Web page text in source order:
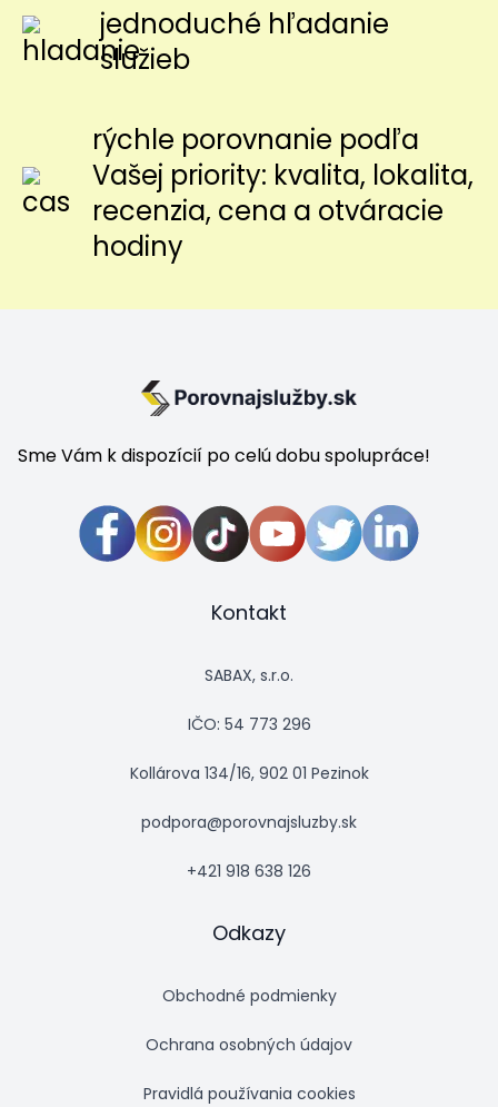
jednoduché hľadanie
služieb
rýchle porovnanie podľa
Vašej priority: kvalita, lokalita,
recenzia, cena a otváracie
hodiny
Sme Vám k dispozícií po celú dobu spolupráce!
Kontakt
SABAX, s.r.o.
IČO: 54 773 296
Kollárova 134/16, 902 01 Pezinok
podpora@porovnajsluzby.sk
+421 918 638 126
Odkazy
Obchodné podmienky
Ochrana osobných údajov
Pravidlá používania cookies